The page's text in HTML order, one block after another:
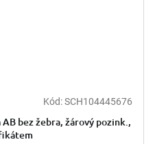
Kód:SCH104445676
bez žebra, žárový pozink.,